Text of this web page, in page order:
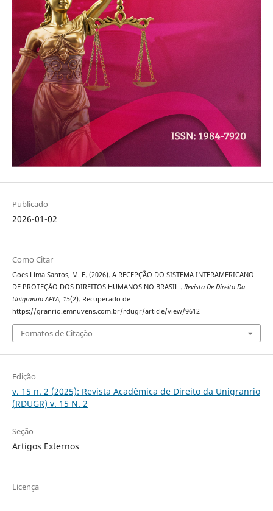
Publicado
2026-01-02
Como Citar
Goes Lima Santos, M. F. (2026). A RECEPÇÃO DO SISTEMA INTERAMERICANO
DE PROTEÇÃO DOS DIREITOS HUMANOS NO BRASIL . Revista De Direito Da
Unigranrio AFYA, 15(2). Recuperado de
https://granrio.emnuvens.com.br/rdugr/article/view/9612
Fomatos de Citação
Edição
v. 15 n. 2 (2025): Revista Acadêmica de Direito da Unigranrio
(RDUGR) v. 15 N. 2
Seção
Artigos Externos
Licença